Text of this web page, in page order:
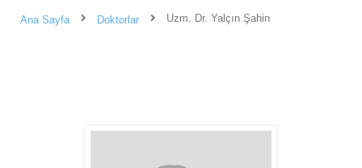
Ana Sayfa Doktorlar Uzm. Dr. Yalçın Şahin